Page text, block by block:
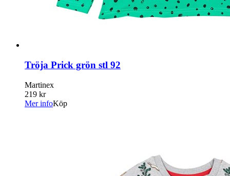
Tröja Prick grön stl 92
Martinex
219 kr
Mer infoKöp